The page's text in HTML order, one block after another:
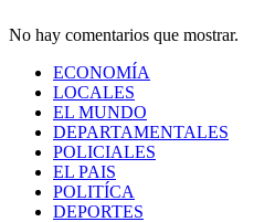
No hay comentarios que mostrar.
ECONOMÍA
LOCALES
EL MUNDO
DEPARTAMENTALES
POLICIALES
EL PAIS
POLITÍCA
DEPORTES